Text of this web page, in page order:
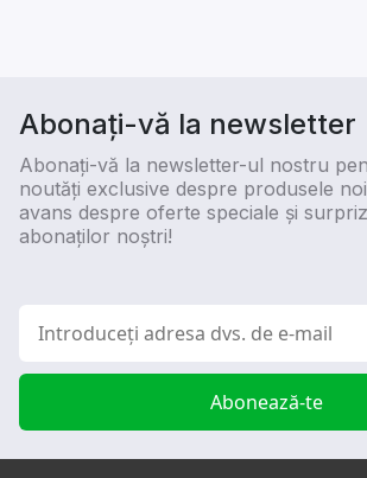
Abonați-vă la newsletter
Abonați-vă la newsletter-ul nostru
noutăți exclusive despre produsele
avans despre oferte speciale și
abonaților noștri!
Abonează-te